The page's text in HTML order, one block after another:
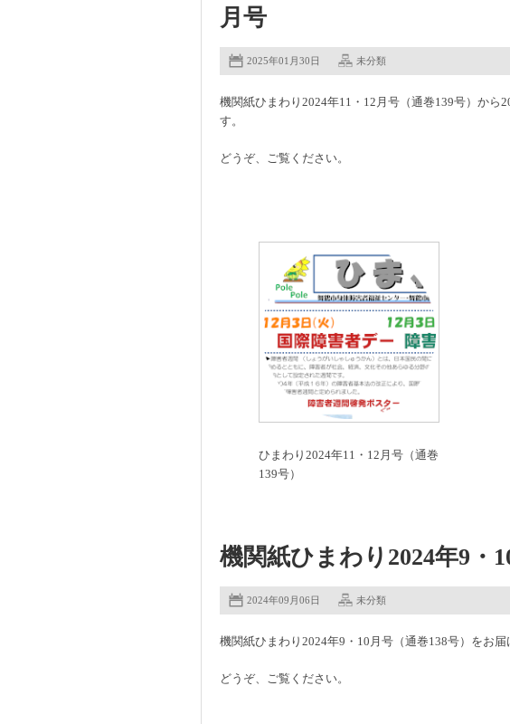
月号
2025年01月30日 未分類
機関紙ひまわり2024年11・12月号（通巻139号）から
す。
どうぞ、ご覧ください。
ひまわり2024年11・12月号（通巻
139号）
機関紙ひまわり2024年9・
2024年09月06日 未分類
機関紙ひまわり2024年9・10月号（通巻138号）をお届
どうぞ、ご覧ください。